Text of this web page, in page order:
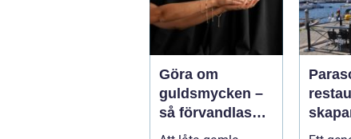
Göra om
guldsmycken –
så förvandlas
minnen till nya